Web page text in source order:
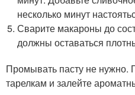
несколько минут
Сварите макароны до
должны оставаться
Промывать пасту не нужно.
тарелкам и залейте